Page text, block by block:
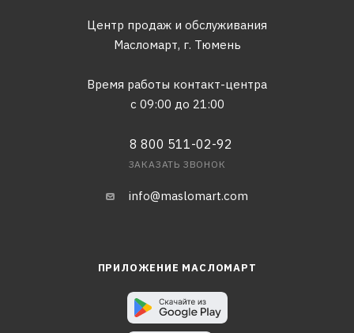
Центр продаж и обслуживания
Масломарт, г. Тюмень
Время работы контакт-центра
с 09:00 до 21:00
8 800 511-02-92
ЗАКАЗАТЬ ЗВОНОК
info@maslomart.com
ПРИЛОЖЕНИЕ МАСЛОМАРТ